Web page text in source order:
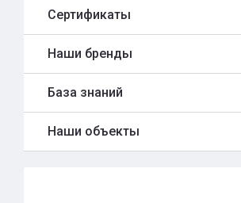
Сертификаты
Наши бренды
База знаний
Наши объекты